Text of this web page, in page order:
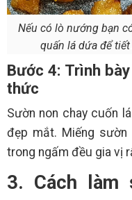
Nếu có lò nướng bạn
quấn lá dứa để
Bước 4: Trình
thức
Sườn non chay cuốn
đẹp mắt. Miếng sườn
trong ngấm đều gia vị
3. Cách làm